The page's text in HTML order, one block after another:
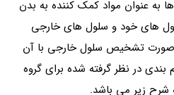
به عنوان مواد کمک‌ کننده به بدن
های خود و سلول‌ های خارجی
صورت تشخیص سلول خارجی با آن
بندی در نظر گرفته شده برای گروه
شرح زیر می باشد.